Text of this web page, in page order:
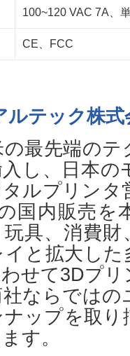
100~120 VAC 7A、
CE、FCC
テック株式
最先端の
し、日本
ルプリンタ
国内販売を
具、消費
と拡大し
せて3Dプ
ならでは
ップを取
す。